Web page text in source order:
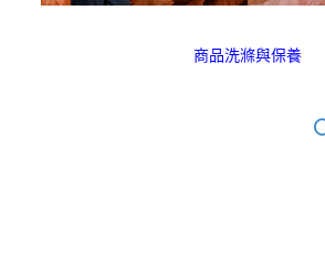
商品洗滌與保養